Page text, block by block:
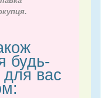
будь-
вас